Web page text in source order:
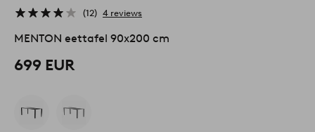
12 4 reviews
MENTON eettafel 90x200 cm
699 EUR